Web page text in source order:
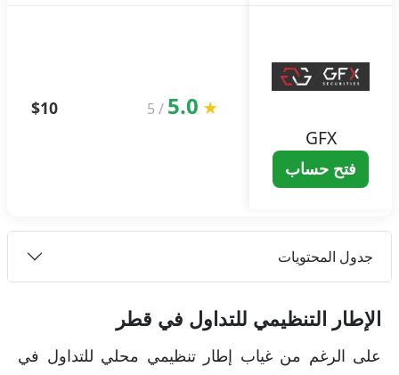
GFX
فتح حساب
★
5.0
/
5
$10
جدول المحتويات
الإطار التنظيمي للتداول في قطر
على الرغم من غياب إطار تنظيمي محلي للتداول في